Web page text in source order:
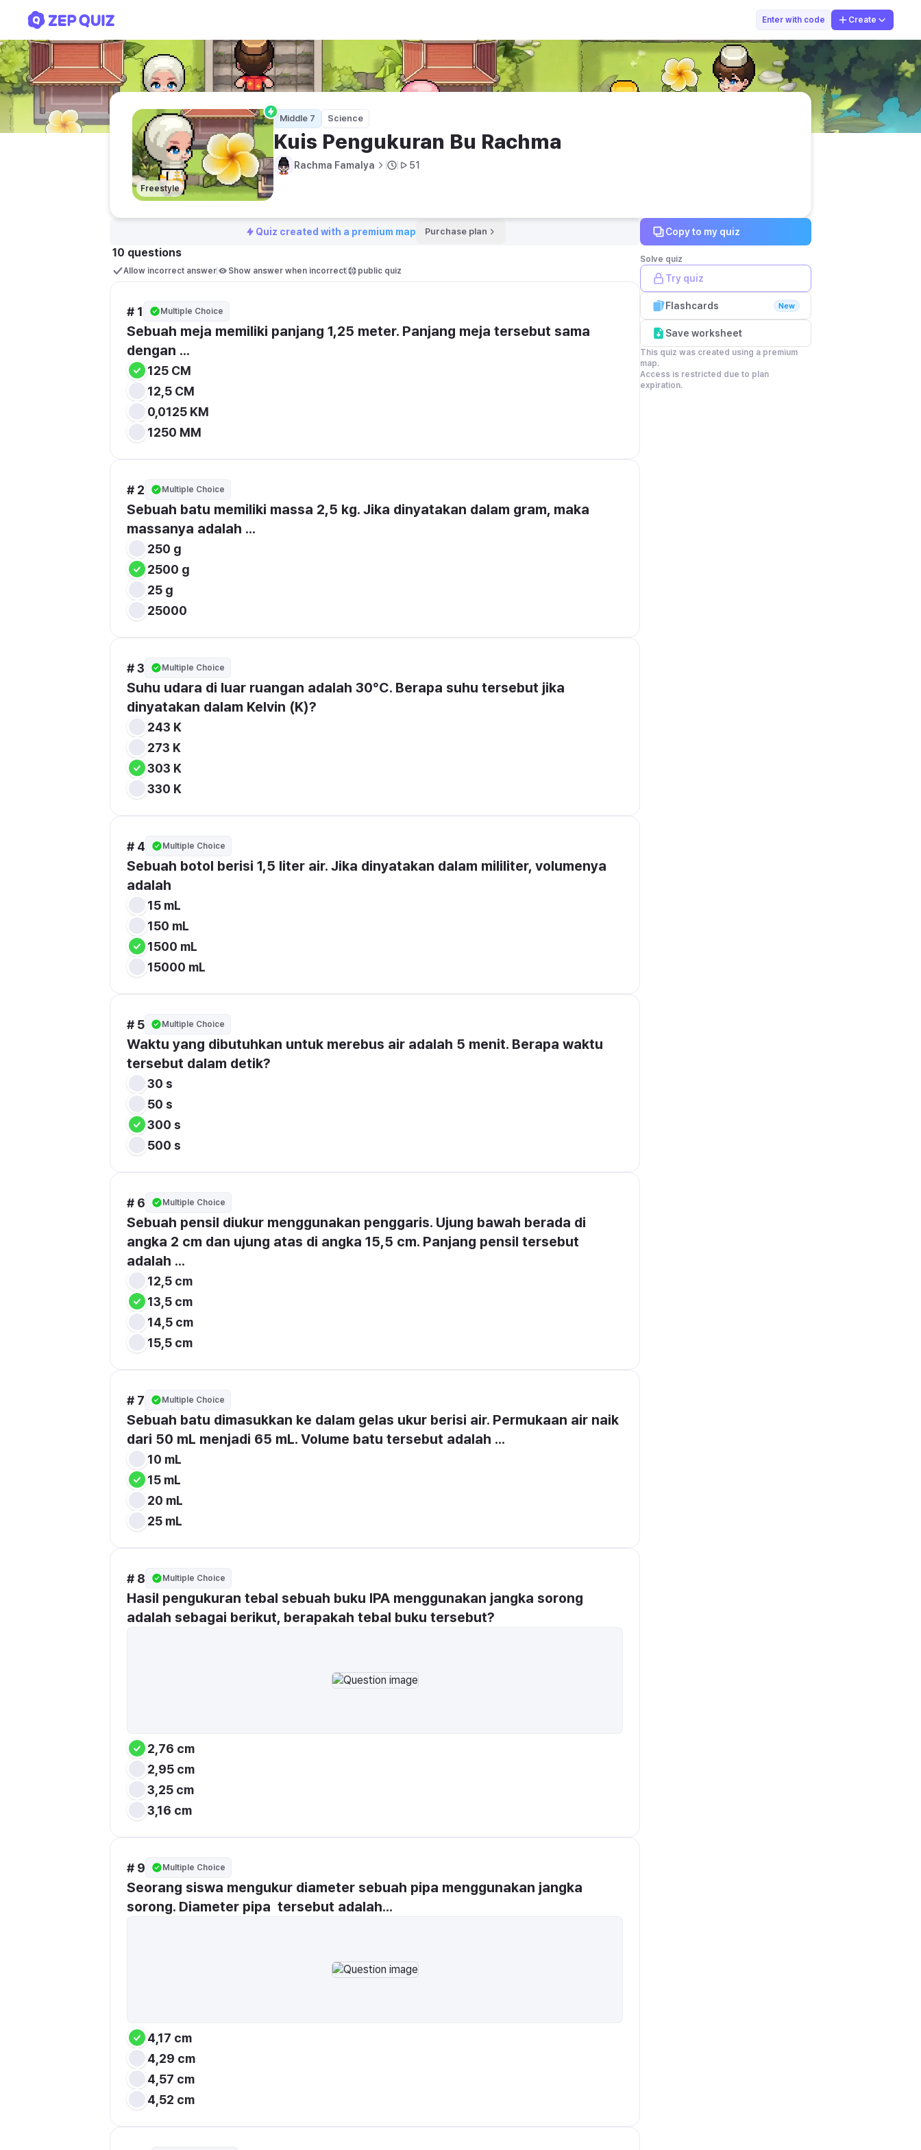
Enter with code Create
Rachma Famalya
Freestyle
Middle 7 Science
Kuis Pengukuran Bu Rachma
Rachma Famalya 51
Quiz created with a premium map Purchase plan
10 questions
Allow incorrect answer Show answer when incorrect public quiz
# 1 Multiple Choice
Sebuah meja memiliki panjang 1,25 meter. Panjang meja tersebut sama
dengan ...
125 CM
12,5 CM
0,0125 KM
1250 MM
# 2 Multiple Choice
Sebuah batu memiliki massa 2,5 kg. Jika dinyatakan dalam gram, maka
massanya adalah ...
250 g
2500 g
25 g
25000
# 3 Multiple Choice
Suhu udara di luar ruangan adalah 30°C. Berapa suhu tersebut jika
dinyatakan dalam Kelvin (K)?
243 K
273 K
303 K
330 K
# 4 Multiple Choice
Sebuah botol berisi 1,5 liter air. Jika dinyatakan dalam mililiter, volumenya
adalah
15 mL
150 mL
1500 mL
15000 mL
# 5 Multiple Choice
Waktu yang dibutuhkan untuk merebus air adalah 5 menit. Berapa waktu
tersebut dalam detik?
30 s
50 s
300 s
500 s
# 6 Multiple Choice
Sebuah pensil diukur menggunakan penggaris. Ujung bawah berada di
angka 2 cm dan ujung atas di angka 15,5 cm. Panjang pensil tersebut
adalah ...
12,5 cm
13,5 cm
14,5 cm
15,5 cm
# 7 Multiple Choice
Sebuah batu dimasukkan ke dalam gelas ukur berisi air. Permukaan air naik
dari 50 mL menjadi 65 mL. Volume batu tersebut adalah ...
10 mL
15 mL
20 mL
25 mL
# 8 Multiple Choice
Hasil pengukuran tebal sebuah buku IPA menggunakan jangka sorong
adalah sebagai berikut, berapakah tebal buku tersebut?
2,76 cm
2,95 cm
3,25 cm
3,16 cm
# 9 Multiple Choice
Seorang siswa mengukur diameter sebuah pipa menggunakan jangka
sorong. Diameter pipa  tersebut adalah...
4,17 cm
4,29 cm
4,57 cm
4,52 cm
Copy to my quiz
Solve quiz
Try quiz
Flashcards New
Save worksheet
This quiz was created using a premium
map.
Access is restricted due to plan
expiration.